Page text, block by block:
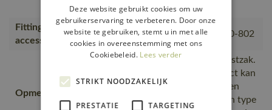
geschikt voor bedrukking.
Fitting
accessories
00781-380, 50077-843, 18050-802
Opmerking logo
Bedrukking mogelijk op de borstzak.
Door bedrukking op dit product kan
de isolatie lichtelijk beschadigen
door de warmte. Wij raden een type
Deze website gebruikt cookies om uw
gebruikerservaring te verbeteren. Door onze
website te gebruiken, stemt u in met alle
cookies in overeenstemming met ons
Cookiebeleid. Lees verder
STRIKT NOODZAKELIJK
PRESTATIE TARGETING